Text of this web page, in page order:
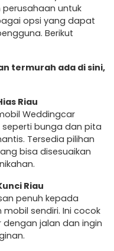
untuk
opsi yang dapat
Berikut
termurah ada di sini,
Riau
Weddingcar
bunga dan pita
Tersedia pilihan
bisa disesuaikan
Riau
penuh kepada
sendiri. Ini cocok
jalan dan ingin